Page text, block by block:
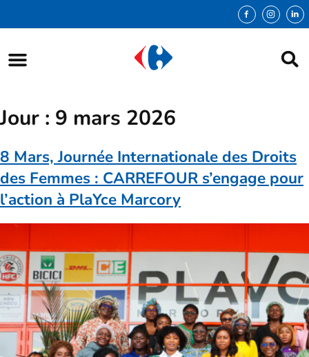
Jour : 9 mars 2026
8 Mars, Journée Internationale des Droits
des Femmes : CARREFOUR s’engage pour
l’action à PlaYce Marcory